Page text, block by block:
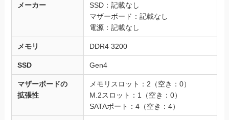
メーカー
SSD：記載なし
マザーボード：記載なし
電源：記載なし
メモリ DDR4 3200
SSD Gen4
マザーボードの
拡張性
メモリスロット：2（空き：0）
M.2スロット：1（空き：0）
SATAポート：4（空き：4）